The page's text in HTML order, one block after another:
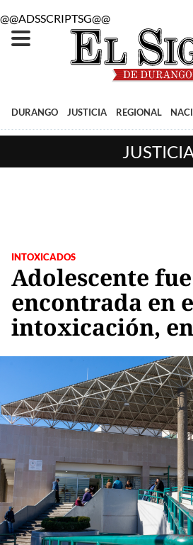
@@ADSSCRIPTSG@@
DURANGO JUSTICIA REGIONAL
INTOXICADOS
Adolescente fue
encontrada en
intoxicación,